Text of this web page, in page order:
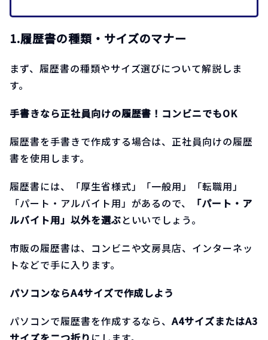
1.履歴書の種類・サイズのマナー
まず、履歴書の種類やサイズ選びについて解説しま
す。
手書きなら正社員向けの履歴書！コンビニでもOK
履歴書を手書きで作成する場合は、正社員向けの履歴
書を使用します。
履歴書には、「厚生省様式」「一般用」「転職用」
「パート・アルバイト用」があるので、
「パート・ア
ルバイト用」以外を選ぶといいでしょう。
市販の履歴書は、コンビニや文房具店、インターネッ
トなどで手に入ります。
パソコンならA4サイズで作成しよう
パソコンで履歴書を作成するなら、A4サイズまたはA3